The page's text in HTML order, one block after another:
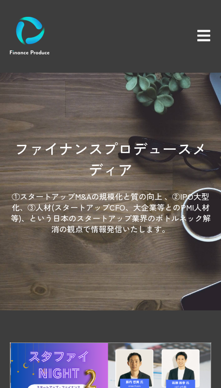
メイ
ファイナンスプロデュースメ
ディア
①スタートアップM&Aの規模化と質の向上 、②IPO大型
化、③人材(スタートアップCFO、大企業等とのPMI人材
等)、という日本のスタートアップ業界のボトルネック解
消の観点で情報発信いたします。